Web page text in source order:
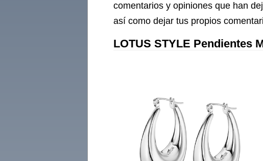
comentarios y opiniones que han
así como dejar tus propios
LOTUS STYLE Pendientes